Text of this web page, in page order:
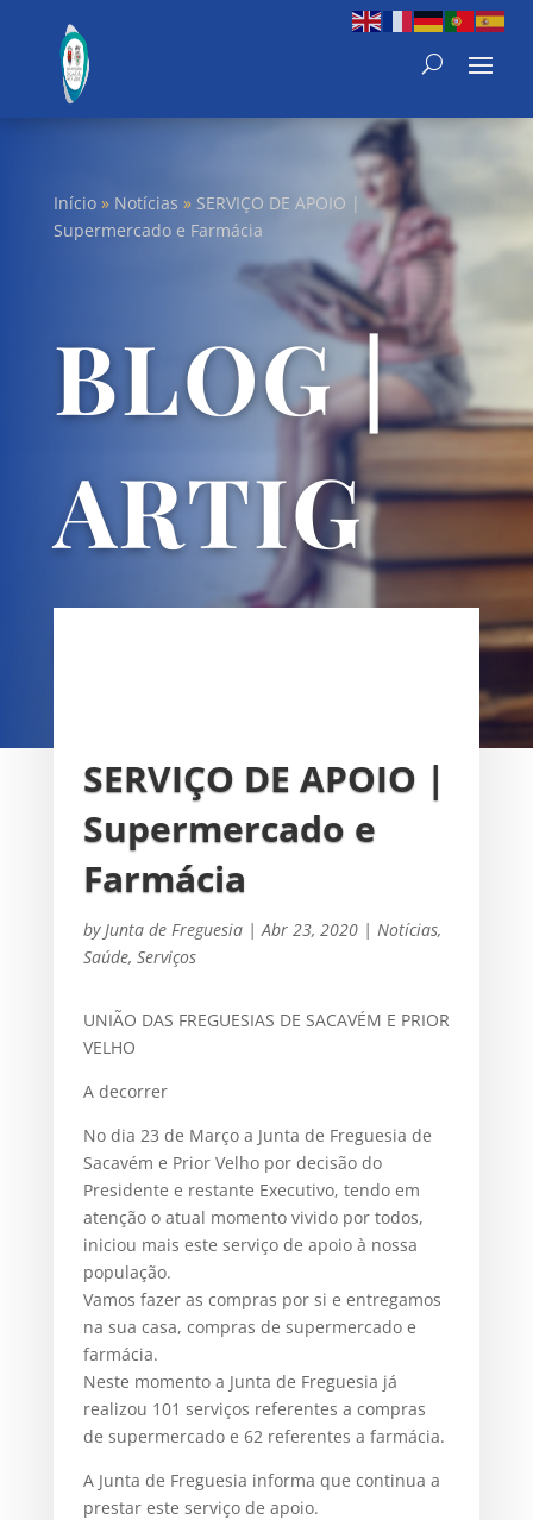
Início» Notícias » SERVIÇO DE APOIO |
Supermercado e Farmácia
BLOG |
ARTIG
OS
SERVIÇO DE APOIO |
Supermercado e
Farmácia
by Junta de Freguesia| Abr 23, 2020| Notícias,
Saúde, Serviços
UNIÃO DAS FREGUESIAS DE SACAVÉM E PRIOR
VELHO
A decorrer
No dia 23 de Março a Junta de Freguesia de
Sacavém e Prior Velho por decisão do
Presidente e restante Executivo, tendo em
atenção o atual momento vivido por todos,
iniciou mais este serviço de apoio à nossa
população.
Vamos fazer as compras por si e entregamos
na sua casa, compras de supermercado e
farmácia.
Neste momento a Junta de Freguesia já
realizou 101 serviços referentes a compras
de supermercado e 62 referentes a farmácia.
A Junta de Freguesia informa que continua a
prestar este serviço de apoio.